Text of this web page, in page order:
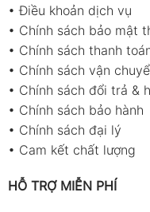
•Điều khoản dịch vụ
• Chính sách bảo mật
• Chính sách thanh
• Chính sách vận
• Chính sách đổi trả &
• Chính sách bảo hành
• Chính sách đại lý
• Cam kết chất lượng
HỖ TRỢ MIỄN PHÍ